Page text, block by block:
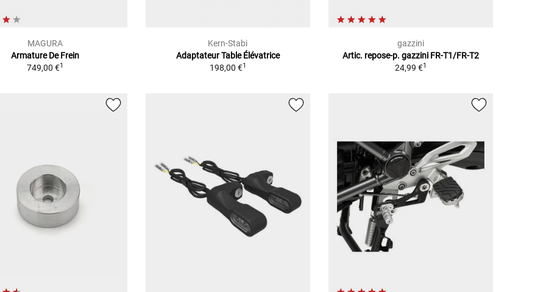
MAGURA
Armature De Frein
749,00 €1
Kern-Stabi
Adaptateur Table Élévatrice
198,00 €1
gazzini
Artic. repose-p. gazzini FR-T1/FR-T2
24,99 €1